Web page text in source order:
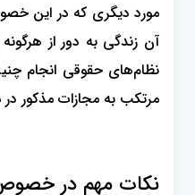
مورد دیگری که در این
آن زندگی به دور از
مرتکب به مجازات مذکور
نکات مهم در خصوص